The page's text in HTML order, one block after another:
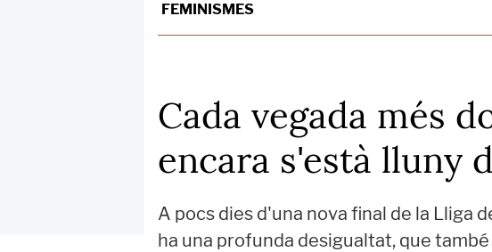
FEMINISMES
Cada vegada més
encara s'està lluny
A pocs dies d'una nova final de la Lliga
ha una profunda desigualtat, que